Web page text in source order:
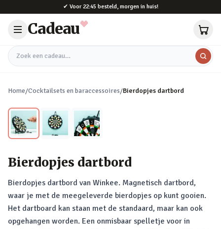
✔ Voor 22:45 besteld, morgen in huis!
Cadeau
Zoek een cadeau
Home/Cocktailsets en baraccessoires/Bierdopjes dartbord
Bierdopjes dartbord
Bierdopjes dartbord van Winkee. Magnetisch dartbord,
waar je met de meegeleverde bierdopjes op kunt gooien.
Het dartboard kan staan met de standaard, maar kan ook
opgehangen worden. Een onmisbaar spelletje voor in